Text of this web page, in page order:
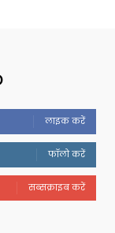
लाइक करें
फॉलो करें
सब्सक्राइब करें